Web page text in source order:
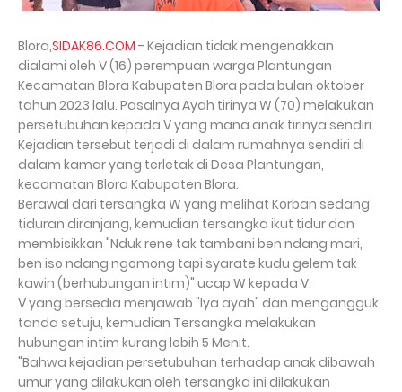
Blora,SIDAK86.COM - Kejadian tidak mengenakkan
dialami oleh V (16) perempuan warga Plantungan
Kecamatan Blora Kabupaten Blora pada bulan oktober
tahun 2023 lalu. Pasalnya Ayah tirinya W (70) melakukan
persetubuhan kepada V yang mana anak tirinya sendiri.
Kejadian tersebut terjadi di dalam rumahnya sendiri di
dalam kamar yang terletak di Desa Plantungan,
kecamatan Blora Kabupaten Blora.
Berawal dari tersangka W yang melihat Korban sedang
tiduran diranjang, kemudian tersangka ikut tidur dan
membisikkan "Nduk rene tak tambani ben ndang mari,
ben iso ndang ngomong tapi syarate kudu gelem tak
kawin (berhubungan intim)" ucap W kepada V.
V yang bersedia menjawab "Iya ayah" dan mengangguk
tanda setuju, kemudian Tersangka melakukan
hubungan intim kurang lebih 5 Menit.
"Bahwa kejadian persetubuhan terhadap anak dibawah
umur yang dilakukan oleh tersangka ini dilakukan